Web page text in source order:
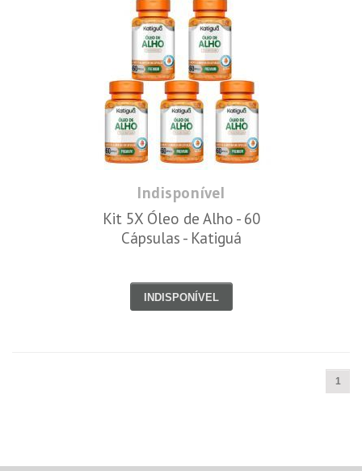
Indisponível
Kit 5X Óleo de Alho - 60
Cápsulas - Katiguá
INDISPONÍVEL
1